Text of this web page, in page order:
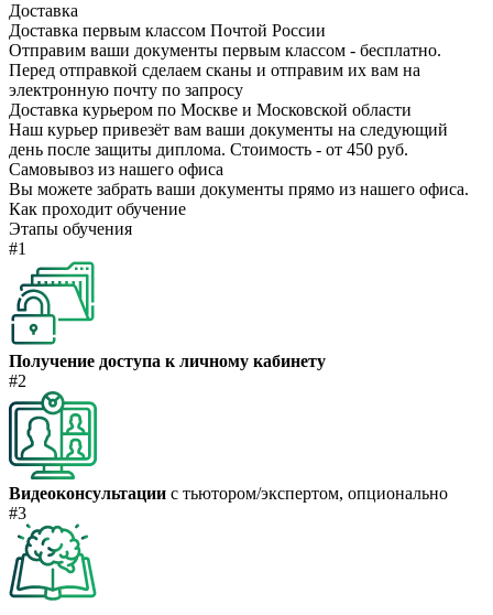
Доставка
Доставка первым классом Почтой России
Отправим ваши документы первым классом - бесплатно.
Перед отправкой сделаем сканы и отправим их вам на
электронную почту по запросу
Доставка курьером по Москве и Московской области
Наш курьер привезёт вам ваши документы на следующий
день после защиты диплома. Стоимость - от 450 руб.
Самовывоз из нашего офиса
Вы можете забрать ваши документы прямо из нашего офиса.
Как проходит обучение
Этапы обучения
#1
Получение доступа к личному кабинету
#2
Видеоконсультации с тьютором/экспертом, опционально
#3